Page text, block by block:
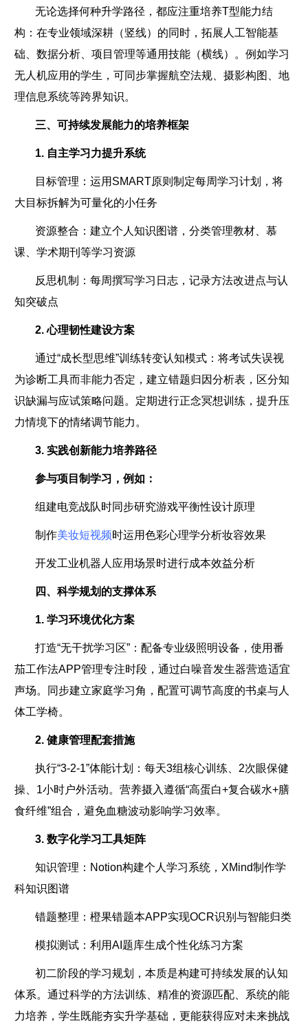
无论选择何种升学路径，都应注重培养T型能力结
构：在专业领域深耕（竖线）的同时，拓展人工智能基
础、数据分析、项目管理等通用技能（横线）。例如学习
无人机应用的学生，可同步掌握航空法规、摄影构图、地
理信息系统等跨界知识。
三、可持续发展能力的培养框架
1. 自主学习力提升系统
目标管理：运用SMART原则制定每周学习计划，将
大目标拆解为可量化的小任务
资源整合：建立个人知识图谱，分类管理教材、慕
课、学术期刊等学习资源
反思机制：每周撰写学习日志，记录方法改进点与认
知突破点
2. 心理韧性建设方案
通过“成长型思维”训练转变认知模式：将考试失误视
为诊断工具而非能力否定，建立错题归因分析表，区分知
识缺漏与应试策略问题。定期进行正念冥想训练，提升压
力情境下的情绪调节能力。
3. 实践创新能力培养路径
参与项目制学习，例如：
组建电竞战队时同步研究游戏平衡性设计原理
制作美妆短视频时运用色彩心理学分析妆容效果
开发工业机器人应用场景时进行成本效益分析
四、科学规划的支撑体系
1. 学习环境优化方案
打造“无干扰学习区”：配备专业级照明设备，使用番
茄工作法APP管理专注时段，通过白噪音发生器营造适宜
声场。同步建立家庭学习角，配置可调节高度的书桌与人
体工学椅。
2. 健康管理配套措施
执行“3-2-1”体能计划：每天3组核心训练、2次眼保健
操、1小时户外活动。营养摄入遵循“高蛋白+复合碳水+膳
食纤维”组合，避免血糖波动影响学习效率。
3. 数字化学习工具矩阵
知识管理：Notion构建个人学习系统，XMind制作学
科知识图谱
错题整理：橙果错题本APP实现OCR识别与智能归类
模拟测试：利用AI题库生成个性化练习方案
初二阶段的学习规划，本质是构建可持续发展的认知
体系。通过科学的方法训练、精准的资源匹配、系统的能
力培养，学生既能夯实升学基础，更能获得应对未来挑战